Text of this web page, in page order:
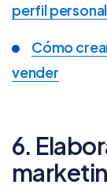
perfil personal
Cómo
vender
6.